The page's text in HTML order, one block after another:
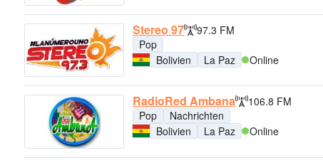
Stereo 97
97.3 FM
Pop
Bolivien
La Paz Online
RadioRed Ambana
106.8 FM
Pop
Nachrichten
Bolivien
La Paz Online